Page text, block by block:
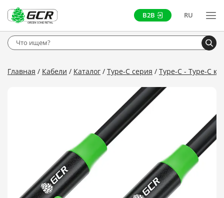
B2B RU
Главная Кабели Каталог Type-C серия Type-C - Type-C